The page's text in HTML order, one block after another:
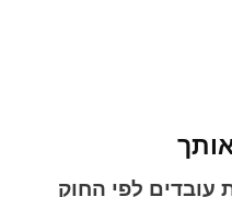
עובדים לפי החוק